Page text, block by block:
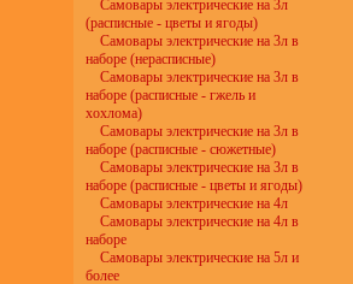
Самовары электрические на 3л
(расписные - цветы и ягоды)
Самовары электрические на 3л в
наборе (нерасписные)
Самовары электрические на 3л в
наборе (расписные - гжель и
хохлома)
Самовары электрические на 3л в
наборе (расписные - сюжетные)
Самовары электрические на 3л в
наборе (расписные - цветы и ягоды)
Самовары электрические на 4л
Самовары электрические на 4л в
наборе
Самовары электрические на 5л и
более